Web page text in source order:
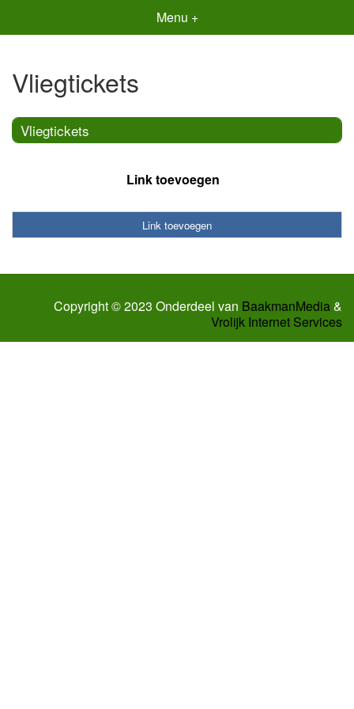
Menu +
Vliegtickets
Vliegtickets
Link toevoegen
Link toevoegen
Copyright © 2023 Onderdeel van BaakmanMedia&
Vrolijk Internet Services